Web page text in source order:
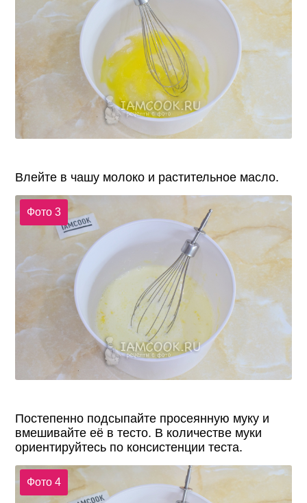
Влейте в чашу молоко и растительное масло.
Фото 3
Постепенно подсыпайте просеянную муку и
вмешивайте её в тесто. В количестве муки
ориентируйтесь по консистенции теста.
Фото 4